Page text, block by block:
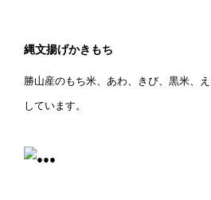
縄文揚げかきもち
勝山産のもち米、あわ、きび、黒米、
しています。